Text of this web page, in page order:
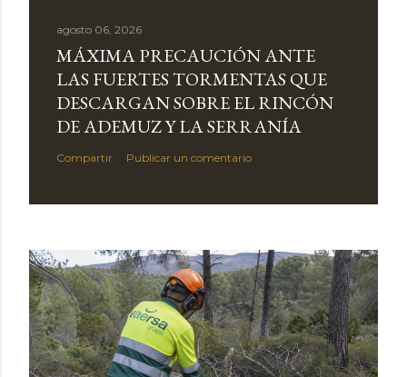
agosto 06, 2026
MÁXIMA PRECAUCIÓN ANTE
LAS FUERTES TORMENTAS QUE
DESCARGAN SOBRE EL RINCÓN
DE ADEMUZ Y LA SERRANÍA
Compartir Publicar un comentario